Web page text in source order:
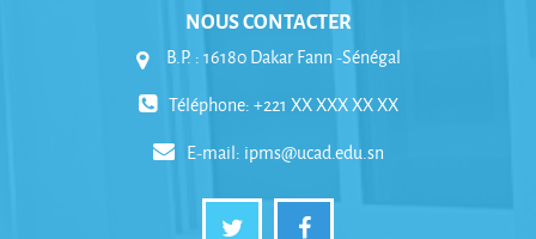
NOUS CONTACTER
B.P. : 16180 Dakar Fann -Sénégal
Téléphone: +221 XX XXX XX XX
E-mail: ipms@ucad.edu.sn